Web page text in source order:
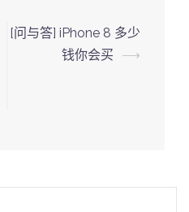
[问与答] iPhone 8 多少
钱你会买
⟶